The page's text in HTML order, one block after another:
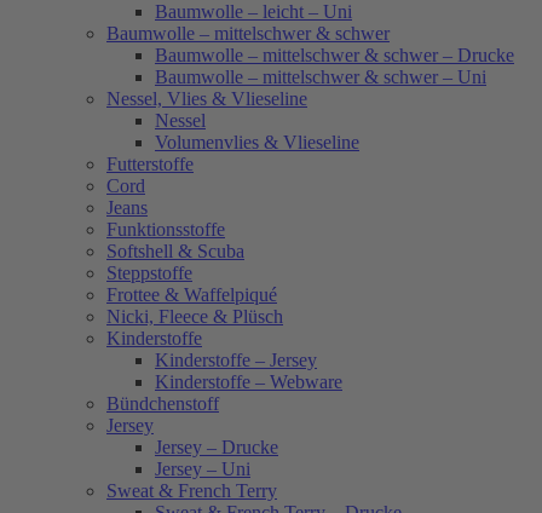
Baumwolle – leicht – Uni
Baumwolle – mittelschwer & schwer
Baumwolle – mittelschwer & schwer – Drucke
Baumwolle – mittelschwer & schwer – Uni
Nessel, Vlies & Vlieseline
Nessel
Volumenvlies & Vlieseline
Futterstoffe
Cord
Jeans
Funktionsstoffe
Softshell & Scuba
Steppstoffe
Frottee & Waffelpiqué
Nicki, Fleece & Plüsch
Kinderstoffe
Kinderstoffe – Jersey
Kinderstoffe – Webware
Bündchenstoff
Jersey
Jersey – Drucke
Jersey – Uni
Sweat & French Terry